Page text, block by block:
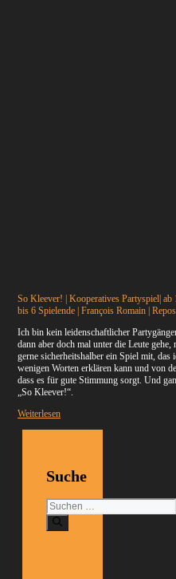
So Kleever! | Kooperatives Partyspiel| ab
bis 6 Spielende | François Romain |
Ich bin kein leidenschaftlicher
dann aber doch mal unter die Leute gehe,
gerne sicherheitshalber ein Spiel mit, das
wenigen Worten erklären kann und von
dass es für gute Stimmung sorgt. Und
„So Kleever!“.
Weiterlesen
Suche
Suchen
nach: